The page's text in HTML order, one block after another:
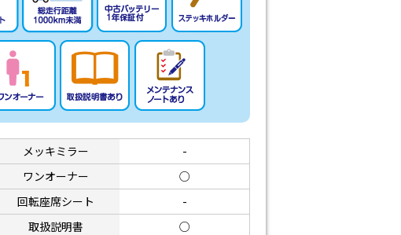
メッキミラー
-
ワンオーナー
○
回転座席シート
-
取扱説明書
○